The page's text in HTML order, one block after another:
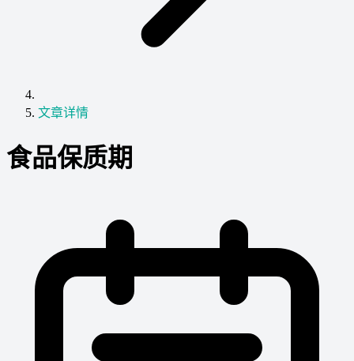
文章详情
食品保质期